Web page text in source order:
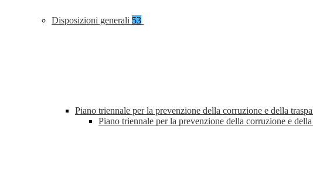
Disposizioni generali 53
Piano triennale per la prevenzione della corruzione e della
Piano triennale per la prevenzione della corruzione e